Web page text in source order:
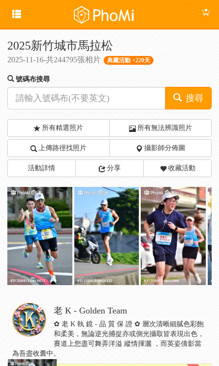
2025新竹城市馬拉松
2025-11-16-共244795張相片 典藏活動 +220天
號碼布搜尋
搜尋
所有精選照片 所有無法辨識照片
上傳路徑找照片 攝影師分佈圖
活動詳情 分享 收藏活動
老 K - Golden Team
✿ 老 K 執 鏡 - 品 質 保 證 ✿ 層次清晰細膩色彩飽
和柔美，無論逆光捕捉亦或側光攝取皆表現出色，
賽道上您盡可舞弄洋溢 縱情揮灑 ，而英姿倩影當
為吾盡收囊中。